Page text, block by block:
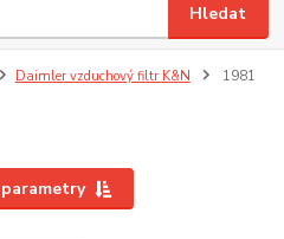
Hledat
Daimler vzduchový filtr K&N 1981